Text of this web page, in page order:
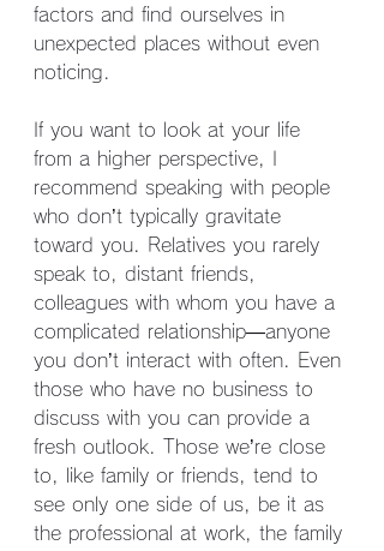
factors and find ourselves in
unexpected places without even
noticing.
If you want to look at your life
from a higher perspective, I
recommend speaking with people
who don’t typically gravitate
toward you. Relatives you rarely
speak to, distant friends,
colleagues with whom you have a
complicated relationship—anyone
you don’t interact with often. Even
those who have no business to
discuss with you can provide a
fresh outlook. Those we’re close
to, like family or friends, tend to
see only one side of us, be it as
the professional at work, the family